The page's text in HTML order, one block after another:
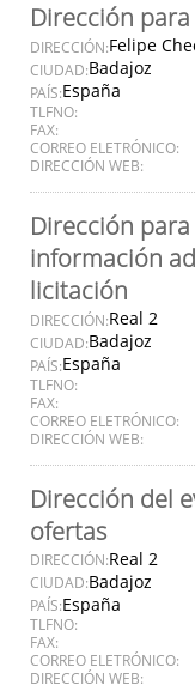
Dirección
DIRECCIÓN:Felipe
CIUDAD:Badajoz
PAÍS:España
TLFNO:
FAX:
CORREO ELETRÓNICO:
DIRECCIÓN WEB:
Dirección
información
licitación
DIRECCIÓN:Real 2
CIUDAD:Badajoz
PAÍS:España
TLFNO:
FAX:
CORREO ELETRÓNICO:
DIRECCIÓN WEB:
Dirección del
ofertas
DIRECCIÓN:Real 2
CIUDAD:Badajoz
PAÍS:España
TLFNO:
FAX:
CORREO ELETRÓNICO:
DIRECCIÓN WEB: